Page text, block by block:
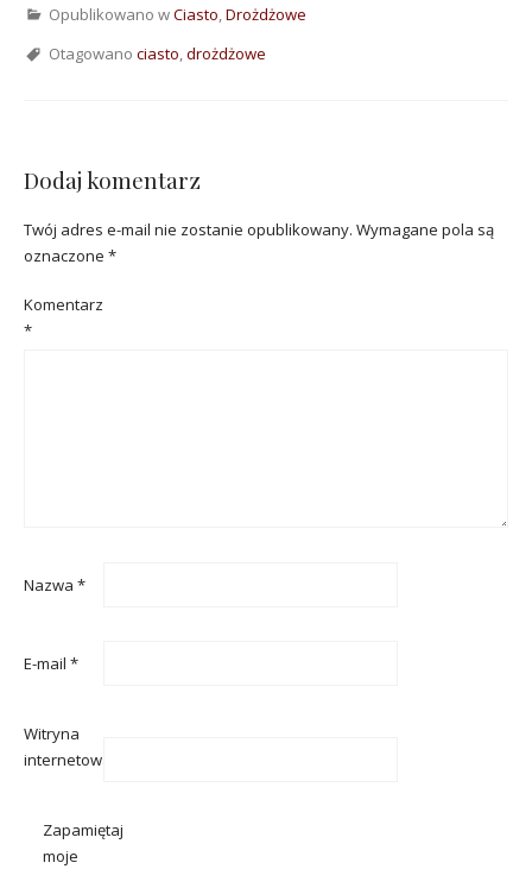
Opublikowano wCiasto,Drożdżowe
Otagowano ciasto,drożdżowe
Dodaj komentarz
Twój adres e-mail nie zostanie opublikowany. Wymagane pola są
oznaczone *
Komentarz
*
Nazwa *
E-mail *
Witryna
internetowa
Zapamiętaj
moje